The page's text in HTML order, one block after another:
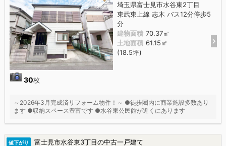
30枚
埼玉県富士見市水谷東2丁目
東武東上線 志木 バス12分停歩5
分
建物面積 70.37㎡
土地面積 61.15㎡
(18.5坪)
～2026年3月完成済リフォーム物件！～ ●徒歩圏内に商業施設多数あり
ます ●収納スペース豊富です ●水谷東公民館が近くにあります
値下がり 富士見市水谷東3丁目の中古一戸建て